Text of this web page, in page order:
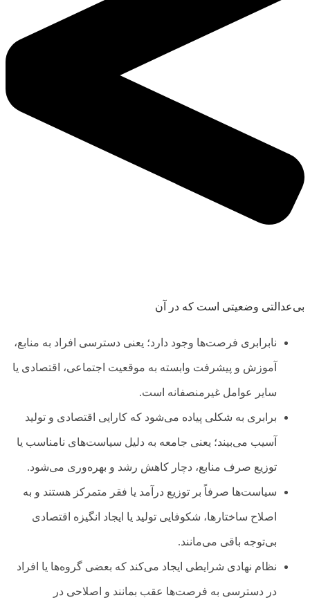
بی‌عدالتی وضعیتی است که در آن
نابرابری فرصت‌ها وجود دارد؛ یعنی دسترسی افراد به منابع،
آموزش و پیشرفت وابسته به موقعیت اجتماعی، اقتصادی یا
سایر عوامل غیرمنصفانه است.
برابری به شکلی پیاده می‌شود که کارایی اقتصادی و تولید
آسیب می‌بیند؛ یعنی جامعه به دلیل سیاست‌های نامناسب یا
توزیع صرف منابع، دچار کاهش رشد و بهره‌وری می‌شود.
سیاست‌ها صرفاً بر توزیع درآمد یا فقر متمرکز هستند و به
اصلاح ساختارها، شکوفایی تولید یا ایجاد انگیزه اقتصادی
بی‌توجه باقی ‌می‌مانند.
نظام نهادی شرایطی ایجاد می‌کند که بعضی گروه‌ها یا افراد
در دسترسی به فرصت‌ها عقب بمانند و اصلاحی در